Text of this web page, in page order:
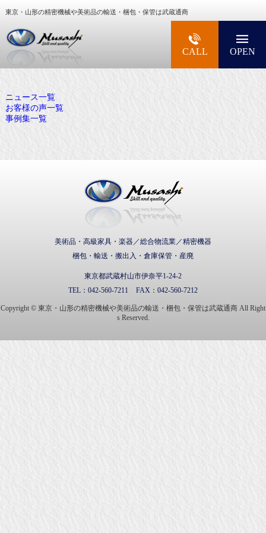
東京・山形の精密機械や美術品の輸送・梱包・保管は武蔵通商
大型精密機械・美術品・高級楽器の梱包・輸送
CALL OPEN
ニュース一覧
お客様の声一覧
事例集一覧
美術品・高級家具・楽器／総合物流業／精密機器
梱包・輸送・搬出入・倉庫保管・産廃
東京都武蔵村山市伊奈平1-24-2
TEL： 042-560-7211 FAX： 042-560-7212
Copyright © 東京・山形の精密機械や美術品の輸送・梱包・保管は武蔵通商 All Right
s Reserved.